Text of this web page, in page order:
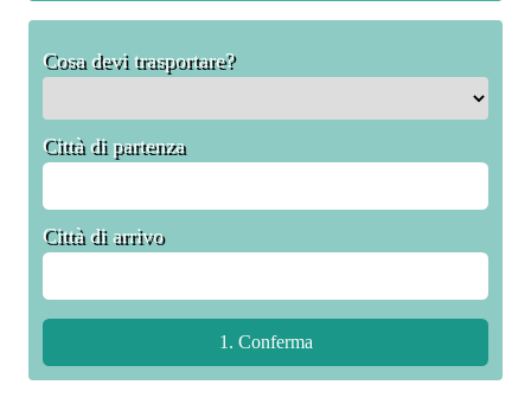
Cosa devi trasportare?
Città di partenza
Città di arrivo